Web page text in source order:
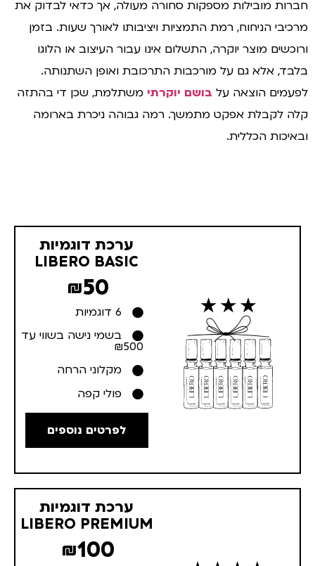
מובילות מספקות סחורה מעולה, אך כדאי לבדוק את
הניחוח, רמת התמציות ויציבותו לאורך שעות. בזמן
מוצר יוקרה, התשלום אינו עבור העיצוב או הלוגו
אלא גם על מורכבות התרכובת ואופן השתנותה.
הוצאה עלבושם יוקרתימשתלמת, שכן די בהתזה
לקבלת אפקט מתמשך. רמה גבוהה ניכרת בארומה
הכללית.
ערכת דוגמיות
LIBERO BASIC
₪50
6 דוגמיות
בשמי נישה בשווי עד
₪500
מקלוני הרחה
פולי קפה
לפרטים נוספים
ערכת דוגמיות
LIBERO PREMIUM
₪100